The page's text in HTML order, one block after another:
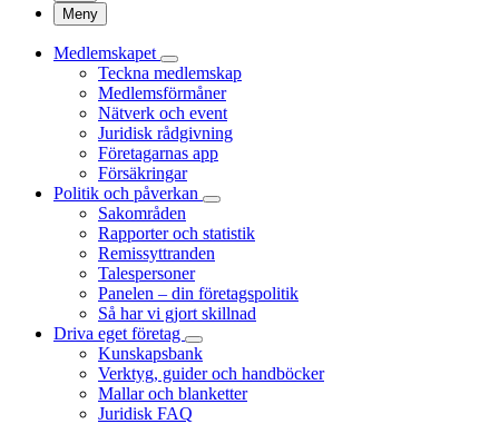
Meny
Medlemskapet
Teckna medlemskap
Medlemsförmåner
Nätverk och event
Juridisk rådgivning
Företagarnas app
Försäkringar
Politik och påverkan
Sakområden
Rapporter och statistik
Remissyttranden
Talespersoner
Panelen – din företagspolitik
Så har vi gjort skillnad
Driva eget företag
Kunskapsbank
Verktyg, guider och handböcker
Mallar och blanketter
Juridisk FAQ